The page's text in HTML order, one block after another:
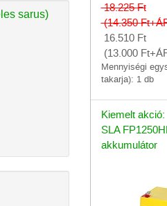
sarus) 18.225Ft
(14.350Ft
16.510 Ft
(13.000 Ft
Mennyiségi
takarja): 1 db
Kiemelt akció:
SLA
akkumulátor